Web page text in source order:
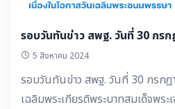
รอบวันทันข่าว สพฐ. วันที่ 30 กร
5 สิงหาคม 2024
รอบวันทันข่าว สพฐ. วันที่ 30 กรกฎ
เฉลิมพระเกียรติพระบาทสมเด็จพระ